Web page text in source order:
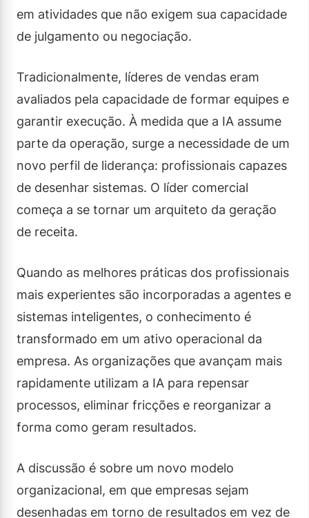
em atividades que não exigem sua capacidade
de julgamento ou negociação.
Tradicionalmente, líderes de vendas eram
avaliados pela capacidade de formar equipes e
garantir execução. À medida que a IA assume
parte da operação, surge a necessidade de um
novo perfil de liderança: profissionais capazes
de desenhar sistemas. O líder comercial
começa a se tornar um arquiteto da geração
de receita.
Quando as melhores práticas dos profissionais
mais experientes são incorporadas a agentes e
sistemas inteligentes, o conhecimento é
transformado em um ativo operacional da
empresa. As organizações que avançam mais
rapidamente utilizam a IA para repensar
processos, eliminar fricções e reorganizar a
forma como geram resultados.
A discussão é sobre um novo modelo
organizacional, em que empresas sejam
desenhadas em torno de resultados em vez de